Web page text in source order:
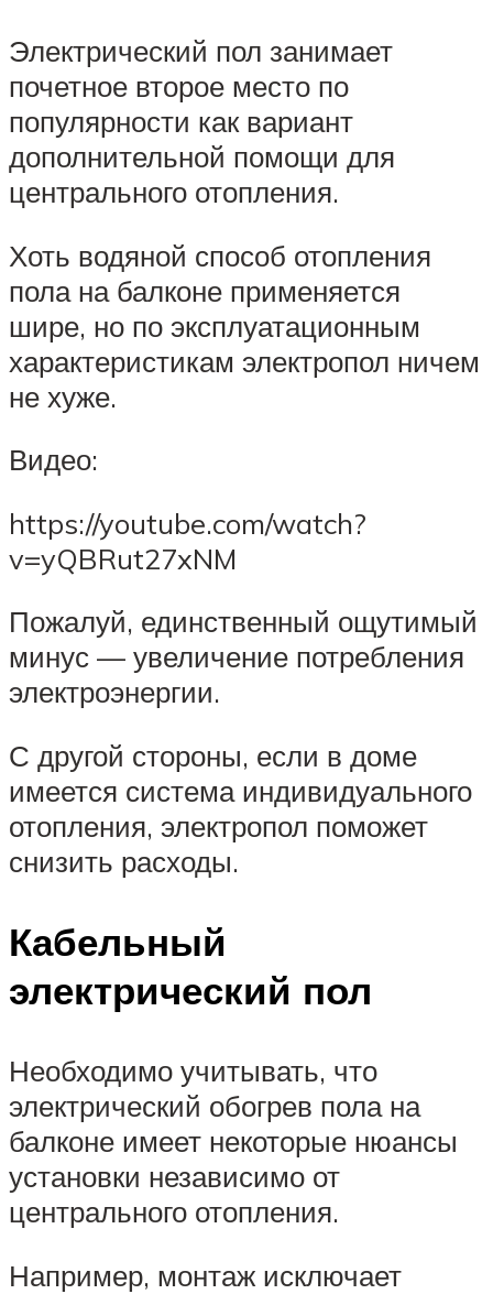
Электрический пол занимает
почетное второе место по
популярности как вариант
дополнительной помощи для
центрального отопления.
Хоть водяной способ отопления
пола на балконе применяется
шире, но по эксплуатационным
характеристикам электропол ничем
не хуже.
Видео:
https://youtube.com/watch?
v=yQBRut27xNM
Пожалуй, единственный ощутимый
минус — увеличение потребления
электроэнергии.
С другой стороны, если в доме
имеется система индивидуального
отопления, электропол поможет
снизить расходы.
Кабельный
электрический пол
Необходимо учитывать, что
электрический обогрев пола на
балконе имеет некоторые нюансы
установки независимо от
центрального отопления.
Например, монтаж исключает